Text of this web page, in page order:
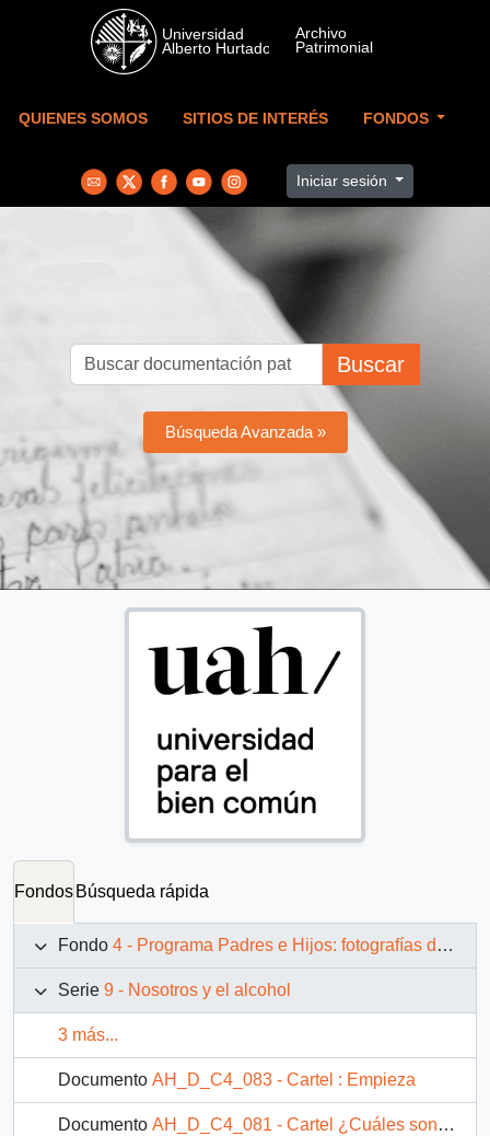
Skip to main content
QUIENES SOMOS SITIOS DE INTERÉS FONDOS
Iniciar sesión
Buscar
Búsqueda Avanzada »
Fondos Búsqueda rápida
Fondo 4 - Programa Padres e Hijos: fotografías de Juan Maino
Serie 9 - Nosotros y el alcohol
3 más...
Documento AH_D_C4_083 - Cartel : Empieza
Documento AH_D_C4_081 - Cartel ¿Cuáles son los efectos del alcohol?